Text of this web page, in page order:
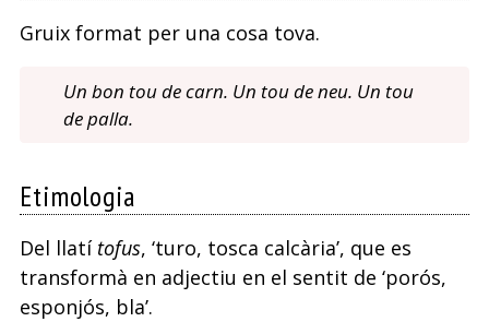
Gruix format per una cosa tova.
Un bon tou de carn. Un tou de neu. Un tou
de palla.
Etimologia
Del llatí tofus, ‘turo, tosca calcària’, que es
transformà en adjectiu en el sentit de ‘porós,
esponjós, bla’.